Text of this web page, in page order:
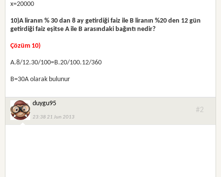
x=20000
10)A liranın % 30 dan 8 ay getirdiği faiz ile B liranın %20 den 12 gün
getirdiği faiz eşitse A ile B arasındaki bağıntı nedir?
Çözüm 10)
A.8/12.30/100=B.20/100.12/360
B=30A olarak bulunur
duygu95
23:38 21 Jun 2013
#2